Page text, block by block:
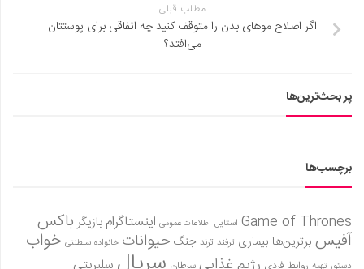
مطلب قبلی
اگر اصلاح موهای بدن را متوقف کنید چه اتفاقی برای پوستتان
می‌افتد؟
پر بحث‌ترین‌ها
برچسب‌ها
Game of Thrones استایل اطلاعات عمومی اینستاگرام بازیگر باکس
آفیس برترین‌ها بیماری ترفند ترند جنگ حیوانات خانواده سلطنتی خواب